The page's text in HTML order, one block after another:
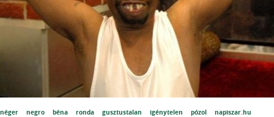
néger negro béna ronda gusztustalan igénytelen pózol napiszar.hu